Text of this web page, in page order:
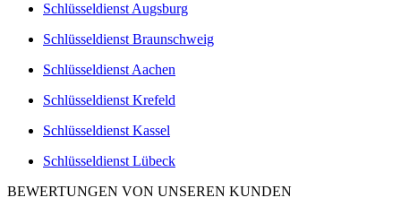
Schlüsseldienst Augsburg
Schlüsseldienst Braunschweig
Schlüsseldienst Aachen
Schlüsseldienst Krefeld
Schlüsseldienst Kassel
Schlüsseldienst Lübeck
BEWERTUNGEN VON UNSEREN KUNDEN